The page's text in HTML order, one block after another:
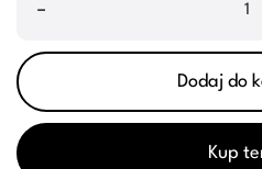
–
Dodaj do
Kup